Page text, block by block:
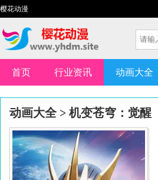
樱花动漫
首页 行业资讯 动画大全
动画大全> 机变苍穹：觉醒